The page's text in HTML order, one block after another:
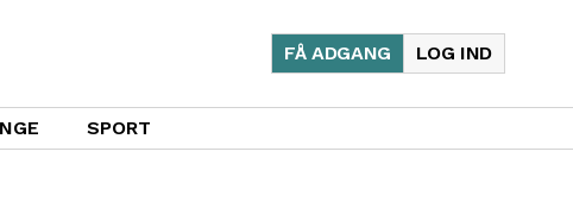
LOG IND
FÅ ADGANG
SPORT